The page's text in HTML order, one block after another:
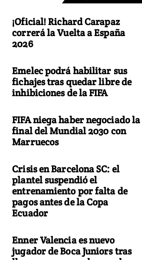
¡Oficial! Richard Carapaz
correrá la Vuelta a España
2026
Emelec podrá habilitar sus
fichajes tras quedar libre de
inhibiciones de la FIFA
FIFA niega haber negociado la
final del Mundial 2030 con
Marruecos
Crisis en Barcelona SC: el
plantel suspendió el
entrenamiento por falta de
pagos antes de la Copa
Ecuador
Enner Valencia es nuevo
jugador de Boca Juniors tras